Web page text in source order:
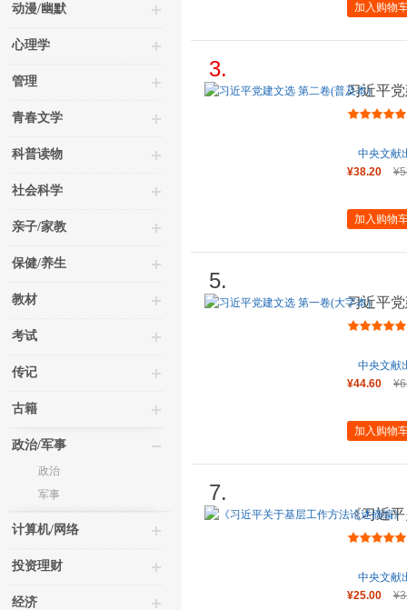
动漫/幽默
心理学
管理
青春文学
科普读物
社会科学
亲子/家教
保健/养生
教材
考试
传记
古籍
政治/军事
政治
军事
计算机/网络
投资理财
经济
加入购物
3.
习近平
中央文献
¥38.20
加入购物
5.
习近平
中央文献
¥44.60
加入购物
7.
《习近
（大字
中央文献
¥25.00